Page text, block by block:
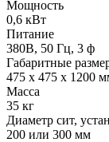
Мощность
0,6 кВт
Питание
380В, 50 Гц, 3 ф
Габаритные
475 х 475 х 1200
Масса
35 кг
Диаметр сит,
200 или 300 мм